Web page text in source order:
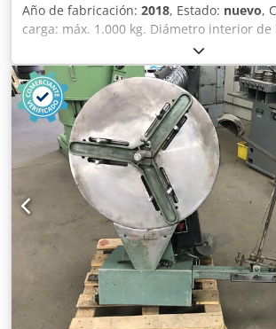
Año de fabricación: 2018, Estado: nuevo,
carga: máx. 1.000 kg. Diámetro interior
400 mm. Diámetro exterior de la bobina:
Altura de la bobina: máx. 800 mm.